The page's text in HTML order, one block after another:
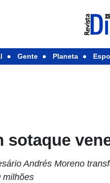
Gente Planeta
sotaque
Andrés Moreno
milhões